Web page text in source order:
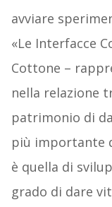
avviare
«Le Interfacce
Cottone –
nella relazione
patrimonio di
più importante
è quella di
grado di dare